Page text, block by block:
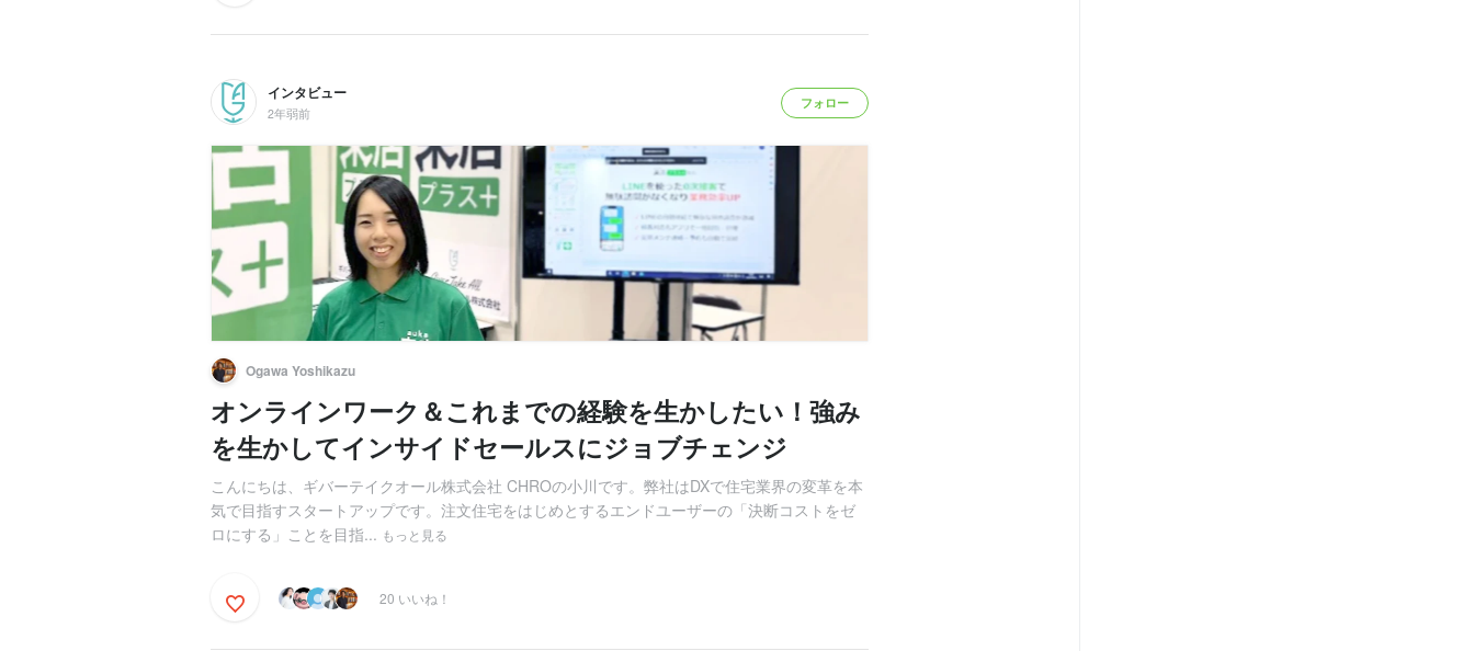
インタビュー
2年弱前
フォロー
Ogawa Yoshikazu
オンラインワーク＆これまでの経験を生かしたい！強み
を生かしてインサイドセールスにジョブチェンジ
こんにちは、ギバーテイクオール株式会社 CHROの小川です。弊社はDXで住宅業界の変革を本
気で目指すスタートアップです。注文住宅をはじめとするエンドユーザーの「決断コストをゼ
ロにする」ことを目指... もっと見る
20 いいね！